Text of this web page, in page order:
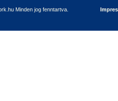
Minden jog fenntartva.